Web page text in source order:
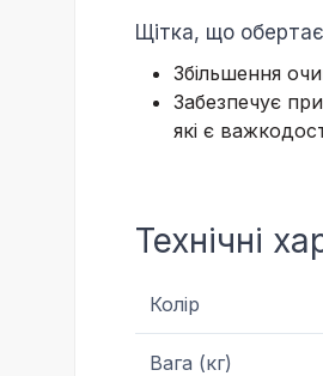
Щітка, що
Збільшення
Забезпечує
які є
Технічні
Колір
Вага (кг)